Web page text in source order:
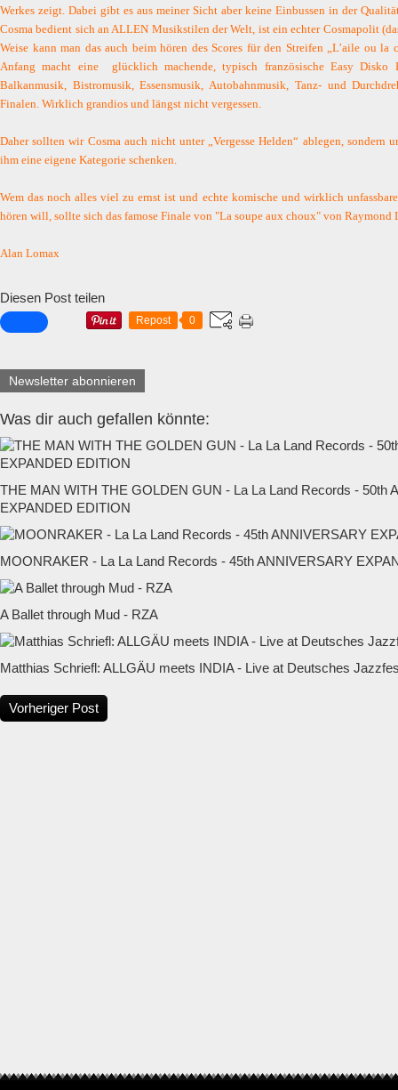
Werkes zeigt. Dabei gibt es aus meiner Sicht aber keine Einbussen in der
Cosma bedient sich an ALLEN Musikstilen der Welt, ist ein echter Cosmapolit
Weise kann man das auch beim hören des Scores für den Streifen „L’aile ou la
Anfang macht eine
glücklich machende, typisch französische Easy Disko
Balkanmusik, Bistromusik, Essensmusik, Autobahnmusik, Tanz- und
Finalen. Wirklich grandios und längst nicht vergessen.
Daher sollten wir Cosma auch nicht unter „Vergesse Helden“ ablegen, sondern
ihm eine eigene Kategorie schenken.
Wem das noch alles viel zu ernst ist und echte komische und wirklich
hören will, sollte sich das famose Finale von "La soupe aux choux" von Raymond
Alan Lomax
Diesen Post teilen
Repost 0
Newsletter abonnieren
Was dir auch gefallen könnte:
THE MAN WITH THE GOLDEN GUN - La La Land Records - 50th
EXPANDED EDITION
MOONRAKER - La La Land Records - 45th ANNIVERSARY
A Ballet through Mud - RZA
Matthias Schriefl: ALLGÄU meets INDIA - Live at Deutsches
Vorheriger Post